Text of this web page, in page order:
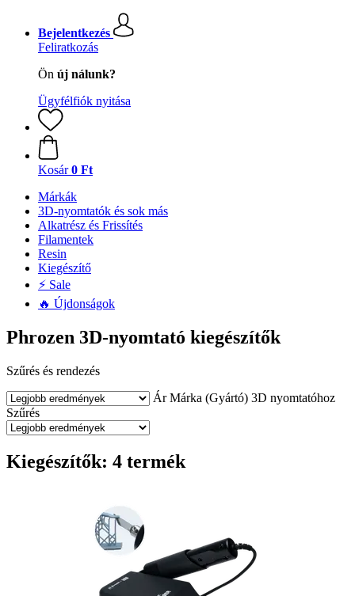
Bejelentkezés
Feliratkozás
Ön új nálunk?
Ügyfélfiók nyitása
Kosár 0 Ft
Márkák
3D-nyomtatók és sok más
Alkatrész és Frissítés
Filamentek
Resin
Kiegészítő
⚡ Sale
🔥 Újdonságok
Phrozen 3D-nyomtató kiegészítők
Szűrés és rendezés
Ár Márka (Gyártó) 3D nyomtatóhoz
Szűrés
Kiegészítők: 4 termék